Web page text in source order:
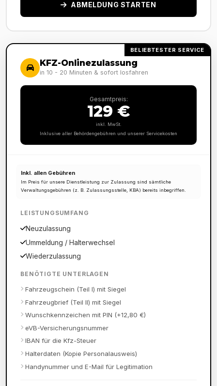
ABMELDUNG STARTEN
BELIEBTESTER SERVICE
KFZ-Onlinezulassung
in 10 - 20 Minuten & sofort losfahren
Gesamtpreis:
129 €
inkl. MwSt.
Inklusive aller Behördengebühren und unserer Servicekosten
Inkl. allen Gebühren
Im Preis für unsere Dienstleistung zur Zulassung sind sämtliche
Verwaltungsgebühren (z. B. Zulassungsstelle, KBA) bereits inbegriffen.
LEISTUNGSUMFANG
Neuzulassung
Ummeldung / Halterwechsel
Wiederzulassung
BENÖTIGTE UNTERLAGEN
Fahrzeugschein (Teil I) mit Siegel
Fahrzeugbrief (Teil II) mit Siegel
Wunschkennzeichen mit PIN (+12,80 €)
eVB-Versicherungsnummer
IBAN für die Kfz-Steuer
Halterdaten (Kopie Personalausweis)
Handynummer und E-Mail für Legitimation